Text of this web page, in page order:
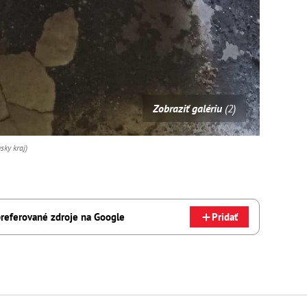
Zobraziť galériu (2)
kraj)
zdroje na Google Pridať